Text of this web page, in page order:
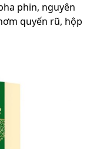
phin, nguyên
quyến rũ, hộp